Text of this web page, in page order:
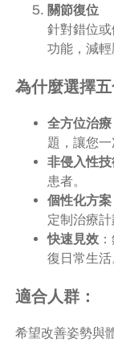
關節復位
針對錯位
功能，減輕
為什麼選擇
全方位治療
題，讓您一
非侵入性技
患者。
個性化方案
定制治療計
快速見效：
復日常生活
適合人群：
希望改善姿勢與